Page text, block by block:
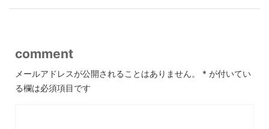
comment
メールアドレスが公開されることはありません。 * が付いてい
る欄は必須項目です